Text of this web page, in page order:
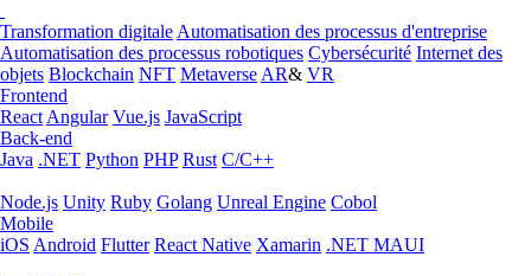
Transformation digitale Automatisation des processus d'entreprise
Automatisation des processus robotiques Cybersécurité Internet des
objets Blockchain NFT Metaverse AR& VR
Frontend
React Angular Vue.js JavaScript
Back-end
Java .NET Python PHP Rust C/C++
Node.js Unity Ruby Golang Unreal Engine Cobol
Mobile
iOS Android Flutter React Native Xamarin .NET MAUI